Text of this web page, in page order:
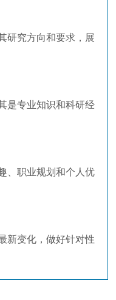
研究方向和要求，展
是专业知识和科研经
、职业规划和个人优
新变化，做好针对性